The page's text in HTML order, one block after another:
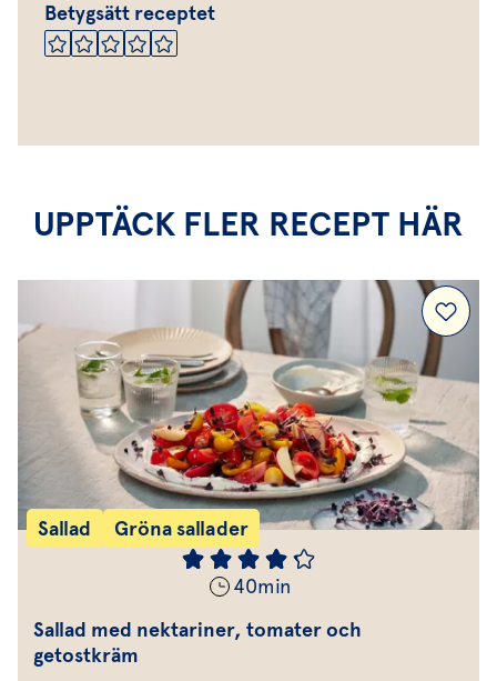
Betygsätt receptet
UPPTÄCK FLER RECEPT HÄR
Sallad Gröna sallader
40min
Sallad med nektariner, tomater och
getostkräm